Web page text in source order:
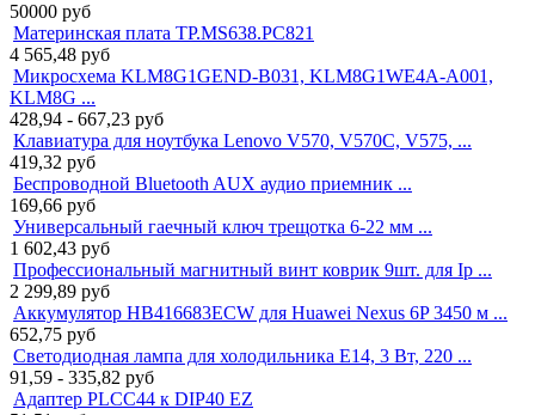
50000 руб
Материнская плата TP.MS638.PC821
4 565,48 руб
Микросхема KLM8G1GEND-B031, KLM8G1WE4A-A001,
KLM8G ...
428,94 - 667,23 руб
Клавиатура для ноутбука Lenovo V570, V570C, V575, ...
419,32 руб
Беспроводной Bluetooth AUX аудио приемник ...
169,66 руб
Универсальный гаечный ключ трещотка 6-22 мм ...
1 602,43 руб
Профессиональный магнитный винт коврик 9шт. для Ip ...
2 299,89 руб
Аккумулятор HB416683ECW для Huawei Nexus 6P 3450 м ...
652,75 руб
Светодиодная лампа для холодильника E14, 3 Вт, 220 ...
91,59 - 335,82 руб
Адаптер PLCC44 к DIP40 EZ